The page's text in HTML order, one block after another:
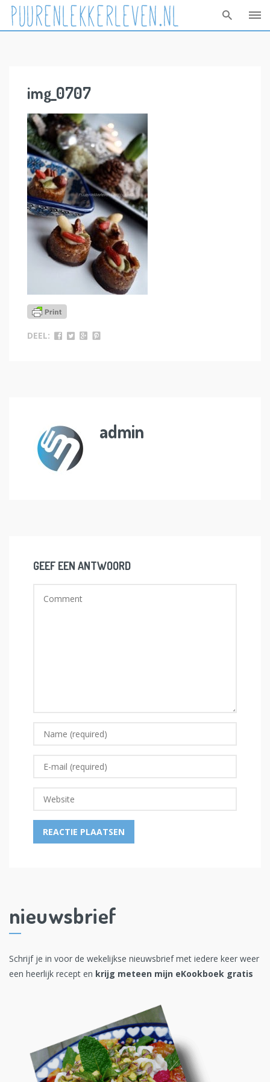
img_0707
DEEL:
admin
GEEF EEN ANTWOORD
nieuwsbrief
Schrijf je in voor de wekelijkse nieuwsbrief met iedere keer weer
een heerlijk recept en krijg meteen mijn eKookboek gratis